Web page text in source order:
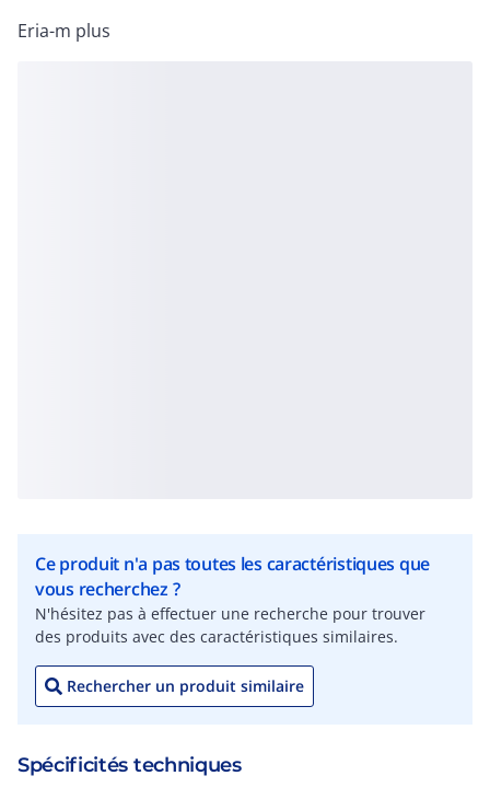
Eria-m plus
Ce produit n'a pas toutes les caractéristiques que
vous recherchez ?
N'hésitez pas à effectuer une recherche pour trouver
des produits avec des caractéristiques similaires.
Rechercher un produit similaire
Spécificités techniques